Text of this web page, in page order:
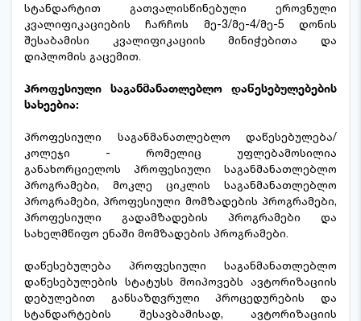
სტანდარტით გათვალისწინებული ეროვნული
კვალიფიკაციების ჩარჩოს მე-3/მე-4/მე-5 დონის
შესაბამისი კვალიფიკაციის მინიჭებითა და
დიპლომის გაცემით.
პროფესიული საგანმანათლებლო დაწესებულებების
სახეებია:
პროფესიული საგანმანათლებლო დაწესებულება/
კოლეჯი - რომელიც უფლებამოსილია
განახორციელოს პროფესიული საგანმანათლებლო
პროგრამები, მოკლე ციკლის საგანმანათლებლო
პროგრამები, პროფესიული მომზადების პროგრამები,
პროფესიული გადამზადების პროგრამები და
სახელმწიფო ენაში მომზადების პროგრამები.
დაწესებულება პროფესიული საგანმანათლებლო
დაწესებულების სტატუსს მოიპოვებს ავტორიზაციის
დებულებით განსაზღვრული პროცედურების და
სტანდარტების შესავბამისად, ავტორიზაციის